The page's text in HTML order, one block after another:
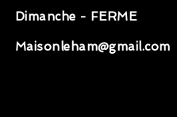
Dimanche - FERME
Maisonleham@gmail.com